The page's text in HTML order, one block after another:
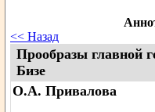
<< Назад
Прообразы главной
Бизе
О.А. Привалова